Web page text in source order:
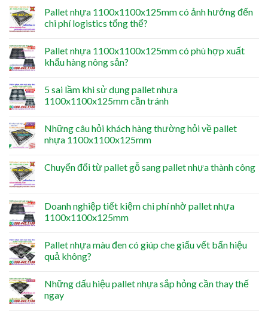
Pallet nhựa 1100x1100x125mm có ảnh hưởng đến
chi phí logistics tổng thể?
Pallet nhựa 1100x1100x125mm có phù hợp xuất
khẩu hàng nông sản?
5 sai lầm khi sử dụng pallet nhựa
1100x1100x125mm cần tránh
Những câu hỏi khách hàng thường hỏi về pallet
nhựa 1100x1100x125mm
Chuyển đổi từ pallet gỗ sang pallet nhựa thành công
Doanh nghiệp tiết kiệm chi phí nhờ pallet nhựa
1100x1100x125mm
Pallet nhựa màu đen có giúp che giấu vết bẩn hiệu
quả không?
Những dấu hiệu pallet nhựa sắp hỏng cần thay thế
ngay